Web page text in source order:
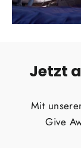
Jetzt
Mit
Give